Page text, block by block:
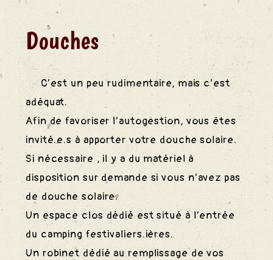
Douches
C’est un peu rudimentaire, mais c’est
adéquat.
Afin de favoriser l’autogestion, vous êtes
invité.e.s à apporter votre douche solaire.
Si nécessaire , il y a du matériel à
disposition sur demande si vous n’avez pas
de douche solaire.
Un espace clos dédié est situé à l’entrée
du camping festivaliers.ières.
Un robinet dédié au remplissage de vos